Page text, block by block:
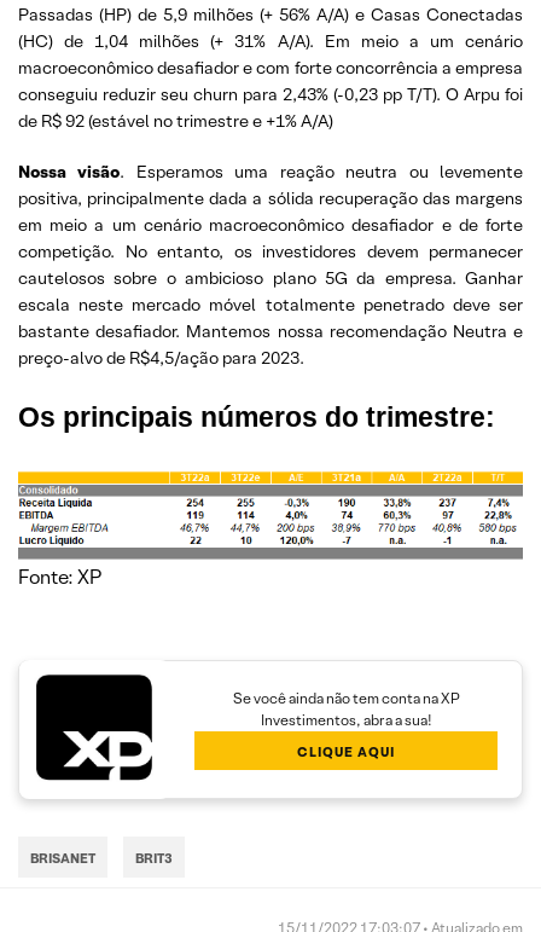
Passadas (HP) de 5,9 milhões (+ 56% A/A) e Casas Conectadas
(HC) de 1,04 milhões (+ 31% A/A). Em meio a um cenário
macroeconômico desafiador e com forte concorrência a empresa
conseguiu reduzir seu churn para 2,43% (-0,23 pp T/T). O Arpu foi
de R$ 92 (estável no trimestre e +1% A/A)
Nossa visão. Esperamos uma reação neutra ou levemente
positiva, principalmente dada a sólida recuperação das margens
em meio a um cenário macroeconômico desafiador e de forte
competição. No entanto, os investidores devem permanecer
cautelosos sobre o ambicioso plano 5G da empresa. Ganhar
escala neste mercado móvel totalmente penetrado deve ser
bastante desafiador. Mantemos nossa recomendação Neutra e
preço-alvo de R$4,5/ação para 2023.
Os principais números do trimestre:
Fonte: XP
Se você ainda não tem conta na XP
Investimentos, abra a sua!
CLIQUE AQUI
BRISANET BRIT3
15/11/2022 17:03:07 • Atualizado em